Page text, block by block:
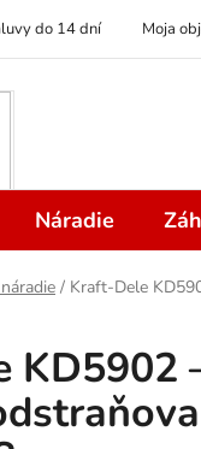
do 14 dní Moja
Náradie
/ Kraft-Dele